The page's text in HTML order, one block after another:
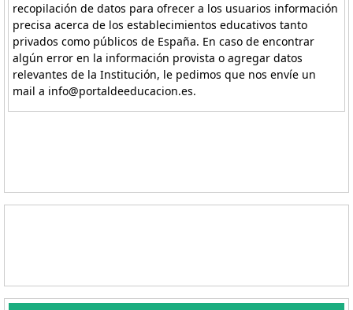
recopilación de datos para ofrecer a los usuarios información
precisa acerca de los establecimientos educativos tanto
privados como públicos de España. En caso de encontrar
algún error en la información provista o agregar datos
relevantes de la Institución, le pedimos que nos envíe un
mail a info@portaldeeducacion.es.